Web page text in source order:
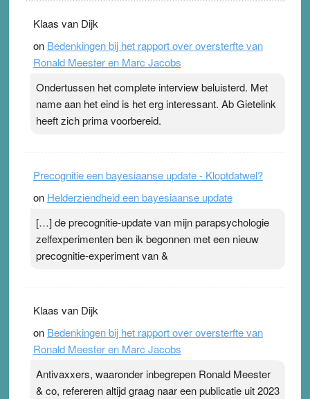
topsporters. Ze hopen ermee hun hartslag te verlagen
terwijl ze meer zuurstof opnemen. Daarop heeft zo’n
pleister geen effect. Maar het gevoel ‘makkelijker te
Pleisterplakkers in de topspsort ›[...]
Klaas van Dijk
on Bedenkingen bij het rapport over oversterfte van
Ronald Meester en Marc Jacobs
Ondertussen het complete interview beluisterd. Met
name aan het eind is het erg interessant. Ab Gietelink
heeft zich prima voorbereid.
Precognitie een bayesiaanse update - Kloptdatwel?
on Helderziendheid een bayesiaanse update
[…] de precognitie-update van mijn parapsychologie
zelfexperimenten ben ik begonnen met een nieuw
precognitie-experiment van &
Klaas van Dijk
on Bedenkingen bij het rapport over oversterfte van
Ronald Meester en Marc Jacobs
Antivaxxers, waaronder inbegrepen Ronald Meester
& co, refereren altijd graag naar een publicatie uit 2023